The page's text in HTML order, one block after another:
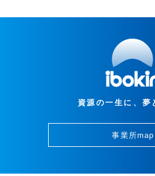
資源の一生に、夢
事業所map
資源の一生に、夢
事業所map